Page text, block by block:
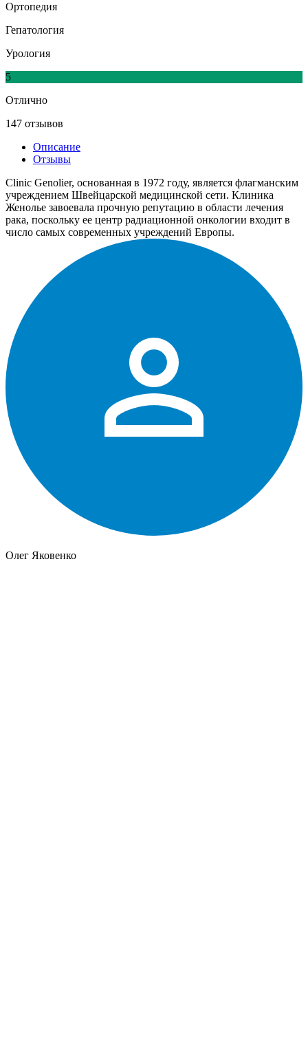
Ортопедия
Гепатология
Урология
5
Отлично
147 отзывов
Описание
Отзывы
Clinic Genolier, основанная в 1972 году, является флагманским
учреждением Швейцарской медицинской сети. Клиника
Женолье завоевала прочную репутацию в области лечения
рака, поскольку ее центр радиационной онкологии входит в
число самых современных учреждений Европы.
Олег Яковенко